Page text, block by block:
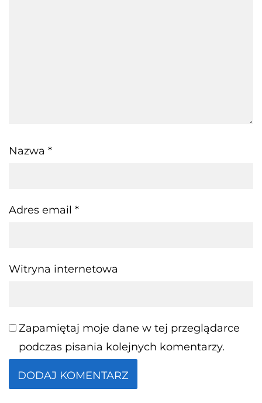
Nazwa *
Adres email *
Witryna internetowa
Zapamiętaj moje dane w tej przeglądarce
podczas pisania kolejnych komentarzy.